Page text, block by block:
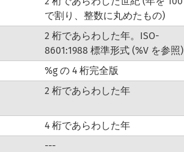
で割り、整数に丸めたもの)
2 桁であらわした年。ISO-
8601:1988 標準形式 (%V を参照)
%g の 4 桁完全版
2 桁であらわした年
4 桁であらわした年
---